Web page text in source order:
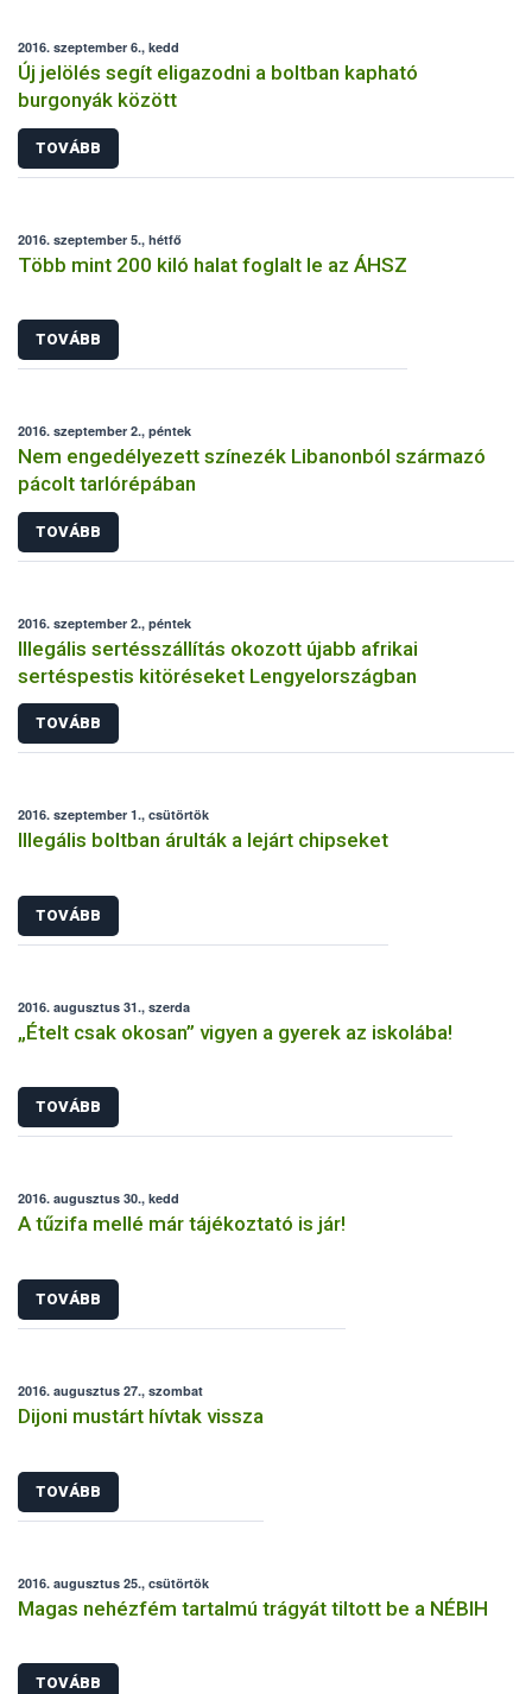
2016. szeptember 6., kedd
Új jelölés segít eligazodni a boltban kapható
burgonyák között
TOVÁBB
2016. szeptember 5., hétfő
Több mint 200 kiló halat foglalt le az ÁHSZ
TOVÁBB
2016. szeptember 2., péntek
Nem engedélyezett színezék Libanonból származó
pácolt tarlórépában
TOVÁBB
2016. szeptember 2., péntek
Illegális sertésszállítás okozott újabb afrikai
sertéspestis kitöréseket Lengyelországban
TOVÁBB
2016. szeptember 1., csütörtök
Illegális boltban árulták a lejárt chipseket
TOVÁBB
2016. augusztus 31., szerda
„Ételt csak okosan” vigyen a gyerek az iskolába!
TOVÁBB
2016. augusztus 30., kedd
A tűzifa mellé már tájékoztató is jár!
TOVÁBB
2016. augusztus 27., szombat
Dijoni mustárt hívtak vissza
TOVÁBB
2016. augusztus 25., csütörtök
Magas nehézfém tartalmú trágyát tiltott be a NÉBIH
TOVÁBB